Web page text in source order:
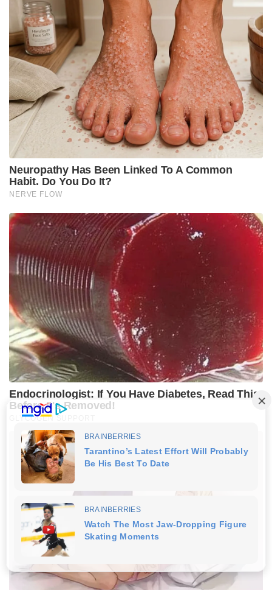
Neuropathy Has Been Linked To A Common
Habit. Do You Do It?
NERVE FLOW
Endocrinologist: If You Have Diabetes, Read This
Before It's Removed!
GLYCOGEN SUPPORT